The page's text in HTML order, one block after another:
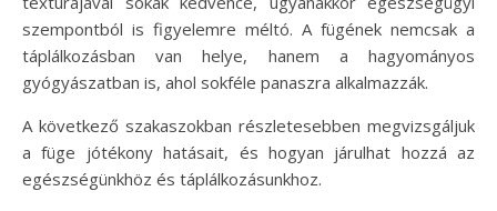
szempontból is figyelemre méltó. A fügének nemcsak a
táplálkozásban van helye, hanem a hagyományos
gyógyászatban is, ahol sokféle panaszra alkalmazzák.
A következő szakaszokban részletesebben megvizsgáljuk
a füge jótékony hatásait, és hogyan járulhat hozzá az
egészségünkhöz és táplálkozásunkhoz.